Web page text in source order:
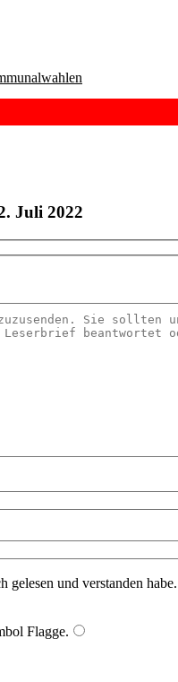
Juli 2022
gelesen und verstanden habe.
Flagge.